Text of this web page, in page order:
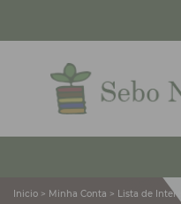
Inicio > Minha Conta > Lista de